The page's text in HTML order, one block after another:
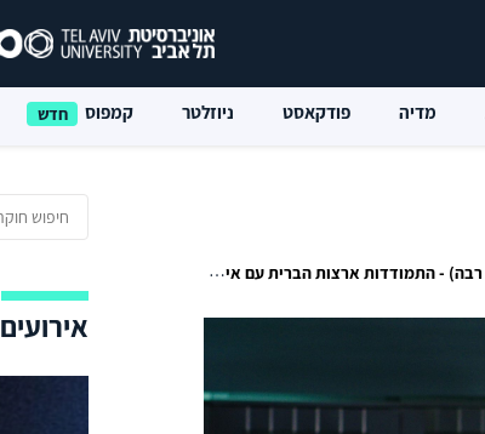
מדיה פודקאסט ניוזלטר קמפוס
ארצות הברית עם איום ההשפעה וההתערבות הזרה
אירועים